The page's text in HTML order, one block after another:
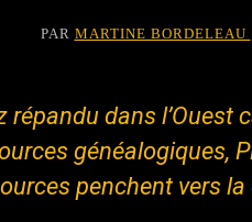
PAR MARTINE BORDELEAU
dans l’Ouest
penchent vers